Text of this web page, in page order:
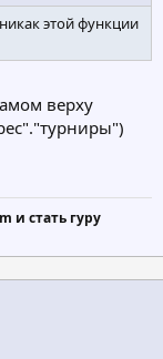
этой функции
верху
и стать гуру